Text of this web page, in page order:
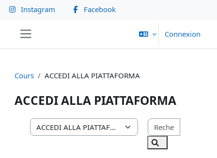
Passer au contenu principal
Instagram Facebook
Connexion
Cours ACCEDI ALLA PIATTAFORMA
ACCEDI ALLA PIATTAFORMA
Catégories de cours
Rechercher des